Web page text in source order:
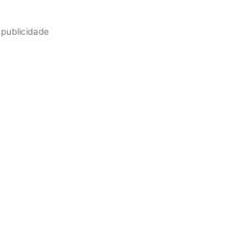
publicidade